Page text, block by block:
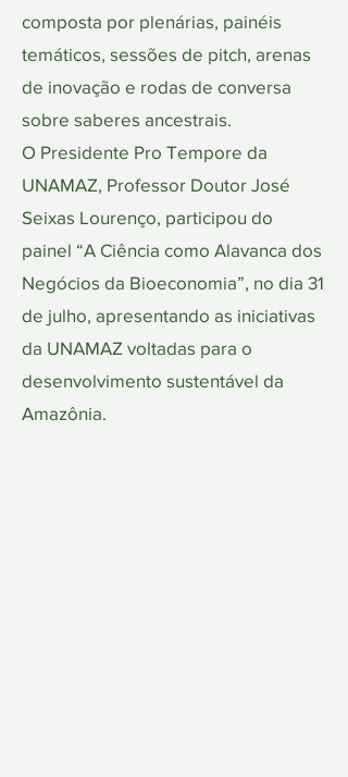
composta por plenárias, painéis
temáticos, sessões de pitch, arenas
de inovação e rodas de conversa
sobre saberes ancestrais.
O Presidente Pro Tempore da
UNAMAZ, Professor Doutor José
Seixas Lourenço, participou do
painel “A Ciência como Alavanca dos
Negócios da Bioeconomia”, no dia 31
de julho, apresentando as iniciativas
da UNAMAZ voltadas para o
desenvolvimento sustentável da
Amazônia.